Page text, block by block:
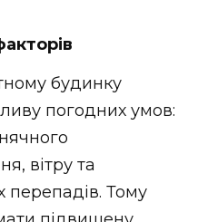
будинку
погодних умов:
вітру та
перепадів. Тому